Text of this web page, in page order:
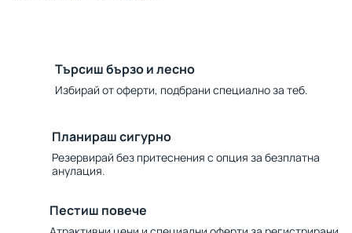
Търсиш бързо и лесно
Избирай от оферти, подбрани специално за теб.
Планираш сигурно
Резервирай без притеснения с опция за безплатна
анулация.
Пестиш повече